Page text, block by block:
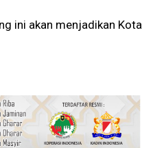
ini akan menjadikan Kota